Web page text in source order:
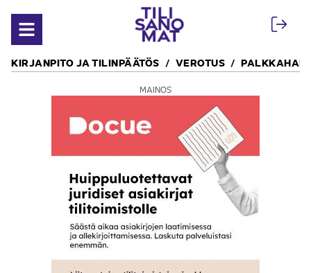
Avaa valikko
KIRJANPITO JA TILINPÄÄTÖS VEROTUS
MAINOS